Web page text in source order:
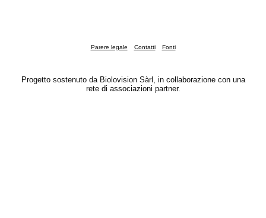
Parere legale Contatti Fonti
Progetto sostenuto da Biolovision Sàrl, in collaborazione con una
rete di associazioni partner.